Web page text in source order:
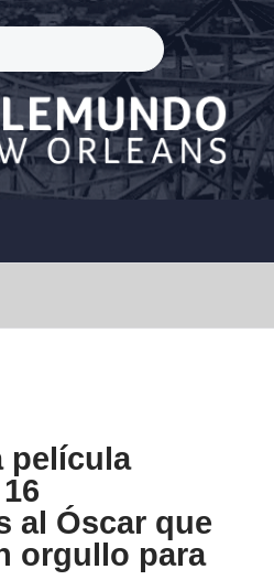
película
al Óscar que
orgullo para